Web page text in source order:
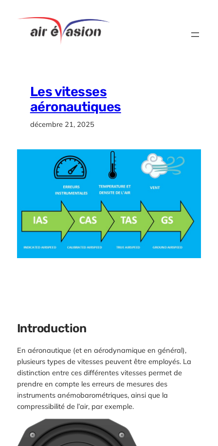
Les vitesses
aéronautiques
décembre 21, 2025
Introduction
En aéronautique (et en aérodynamique en général),
plusieurs types de vitesses peuvent être employés. La
distinction entre ces différentes vitesses permet de
prendre en compte les erreurs de mesures des
instruments anémobarométriques, ainsi que la
compressibilité de l’air, par exemple.